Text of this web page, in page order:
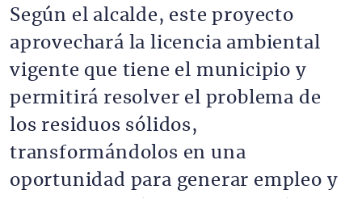
Según el alcalde, este proyecto
aprovechará la licencia ambiental
vigente que tiene el municipio y
permitirá resolver el problema de
los residuos sólidos,
transformándolos en una
oportunidad para generar empleo y